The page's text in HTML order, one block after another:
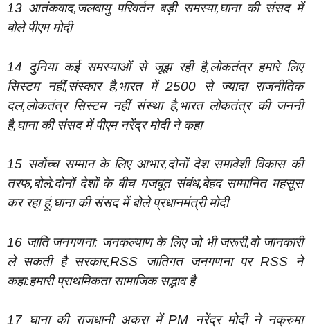
13 आतंकवाद,जलवायु परिवर्तन बड़ी समस्या,घाना की संसद में
बोले पीएम मोदी
14 दुनिया कई समस्याओं से जूझ रही है,लोकतंत्र हमारे लिए
सिस्टम नहीं,संस्कार है,भारत में 2500 से ज्यादा राजनीतिक
दल,लोकतंत्र सिस्टम नहीं संस्था है,भारत लोकतंत्र की जननी
है,घाना की संसद में पीएम नरेंद्र मोदी ने कहा
15 सर्वोच्च सम्मान के लिए आभार,दोनों देश समावेशी विकास की
तरफ,बोले:दोनों देशों के बीच मजबूत संबंध,बेहद सम्मानित महसूस
कर रहा हूं,घाना की संसद में बोले प्रधानमंत्री मोदी
16 जाति जनगणना: जनकल्याण के लिए जो भी जरूरी,वो जानकारी
ले सकती है सरकार,RSS जातिगत जनगणना पर RSS ने
कहा:हमारी प्राथमिकता सामाजिक सद्भाव है
17 घाना की राजधानी अकरा में PM नरेंद्र मोदी ने नक्रुमा